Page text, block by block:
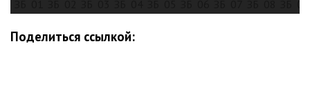
Поделиться ссылкой: